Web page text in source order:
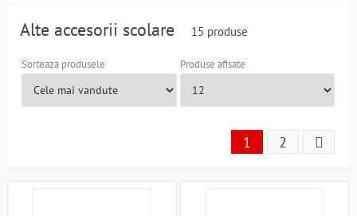
comandaAlte accesorii scolare 15 produse
Sorteaza produsele Produse afisate
1 2